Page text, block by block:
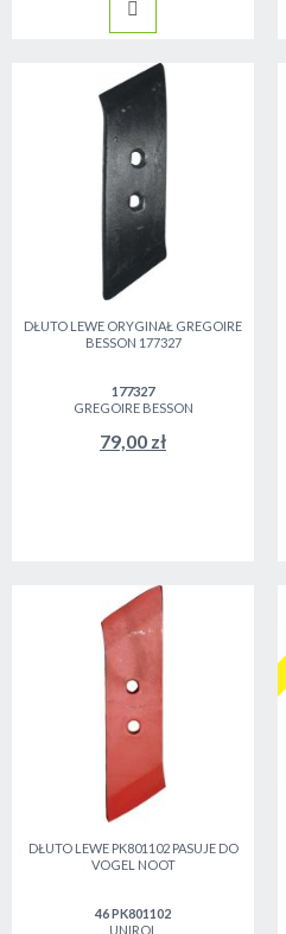
DŁUTO LEWE ORYGINAŁ GREGOIRE
BESSON 177327
177327
GREGOIRE BESSON
79,00 zł
DŁUTO LEWE PK801102 PASUJE DO
VOGEL NOOT
46 PK801102
UNIROL